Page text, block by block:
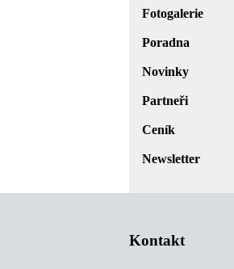
Fotogalerie
Poradna
Novinky
Partneři
Ceník
Newsletter
Kontakt